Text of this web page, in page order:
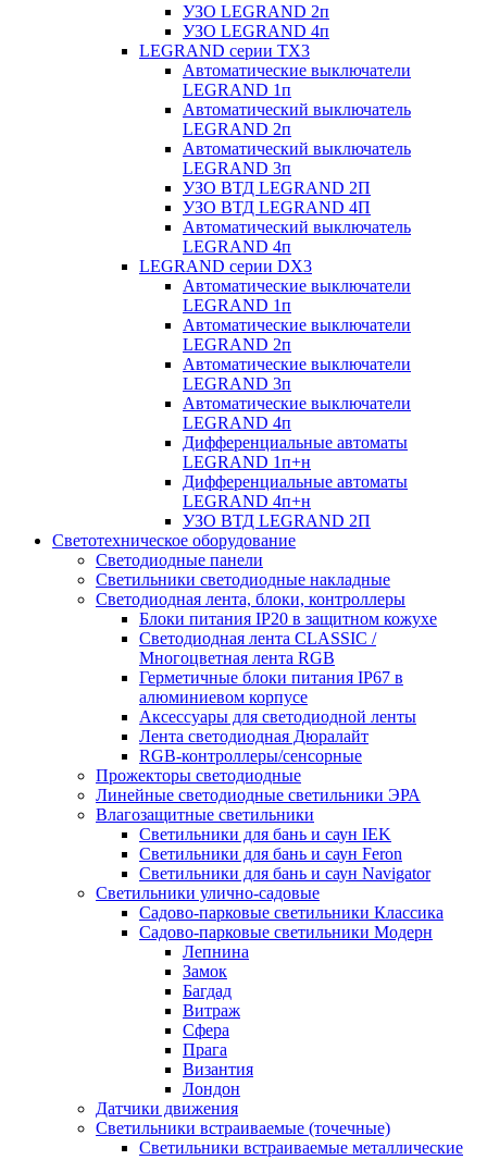
УЗО LEGRAND 2п
УЗО LEGRAND 4п
LEGRAND серии ТХ3
Автоматические выключатели
LEGRAND 1п
Автоматический выключатель
LEGRAND 2п
Автоматический выключатель
LEGRAND 3п
УЗО ВТД LEGRAND 2П
УЗО ВТД LEGRAND 4П
Автоматический выключатель
LEGRAND 4п
LEGRAND серии DХ3
Автоматические выключатели
LEGRAND 1п
Автоматические выключатели
LEGRAND 2п
Автоматические выключатели
LEGRAND 3п
Автоматические выключатели
LEGRAND 4п
Дифференциальные автоматы
LEGRAND 1п+н
Дифференциальные автоматы
LEGRAND 4п+н
УЗО ВТД LEGRAND 2П
Светотехническое оборудование
Светодиодные панели
Светильники светодиодные накладные
Светодиодная лента, блоки, контроллеры
Блоки питания IP20 в защитном кожухе
Светодиодная лента CLASSIC /
Многоцветная лента RGB
Герметичные блоки питания IP67 в
алюминиевом корпусе
Аксессуары для светодиодной ленты
Лента светодиодная Дюралайт
RGB-контроллеры/сенсорные
Прожекторы светодиодные
Линейные светодиодные светильники ЭРА
Влагозащитные светильники
Cветильники для бань и саун IEK
Cветильники для бань и саун Feron
Cветильники для бань и саун Navigator
Светильники улично-садовые
Садово-парковые светильники Классика
Садово-парковые светильники Модерн
Лепнина
Замок
Багдад
Витраж
Сфера
Прага
Византия
Лондон
Датчики движения
Светильники встраиваемые (точечные)
Светильники встраиваемые металлические